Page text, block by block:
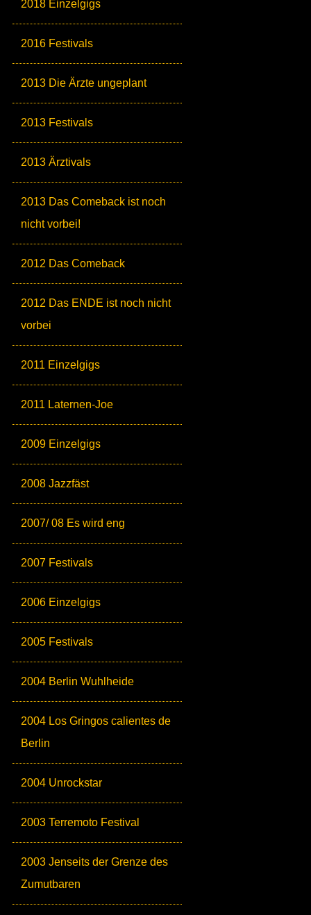
2018 Einzelgigs
2016 Festivals
2013 Die Ärzte ungeplant
2013 Festivals
2013 Ärztivals
2013 Das Comeback ist noch
nicht vorbei!
2012 Das Comeback
2012 Das ENDE ist noch nicht
vorbei
2011 Einzelgigs
2011 Laternen-Joe
2009 Einzelgigs
2008 Jazzfäst
2007/ 08 Es wird eng
2007 Festivals
2006 Einzelgigs
2005 Festivals
2004 Berlin Wuhlheide
2004 Los Gringos calientes de
Berlin
2004 Unrockstar
2003 Terremoto Festival
2003 Jenseits der Grenze des
Zumutbaren